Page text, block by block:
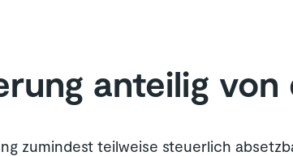
anteilig von
zumindest teilweise steuerlich